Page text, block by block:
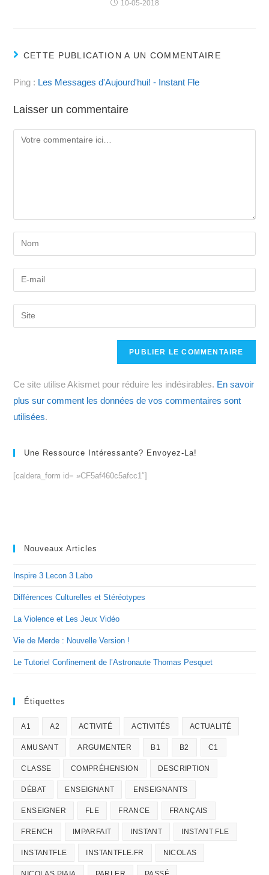
10-05-2018
CETTE PUBLICATION A UN COMMENTAIRE
Ping : Les Messages d'Aujourd'hui! - Instant Fle
Laisser un commentaire
Comment
Enter
your
name
comment
Enter
your
email
address
Saisir
l’URL
(facultatif)
Ce site utilise Akismet pour réduire les indésirables. En savoir
plus sur comment les données de vos commentaires sont
utilisées.
Une Ressource Intéressante? Envoyez-La!
[caldera_form id= »CF5af460c5afcc1″]
Nouveaux Articles
Inspire 3 Lecon 3 Labo
Différences Culturelles et Stéréotypes
La Violence et Les Jeux Vidéo
Vie de Merde : Nouvelle Version !
Le Tutoriel Confinement de l’Astronaute Thomas Pesquet
Étiquettes
A1 A2 ACTIVITÉ ACTIVITÉS ACTUALITÉ
AMUSANT ARGUMENTER B1 B2 C1
CLASSE COMPRÉHENSION DESCRIPTION
DÉBAT ENSEIGNANT ENSEIGNANTS
ENSEIGNER FLE FRANCE FRANÇAIS
FRENCH IMPARFAIT INSTANT INSTANT FLE
INSTANTFLE INSTANTFLE.FR NICOLAS